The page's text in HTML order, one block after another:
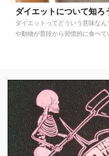
ダイエットについて知
ダイエットってどういう意味な
や動物が普段から習慣的に食べ